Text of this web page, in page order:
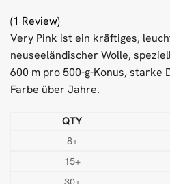
(1 Review)
Very Pink ist ein kräftiges,
neuseeländischer Wolle,
600 m pro 500-g-Konus, starke
Farbe über Jahre.
QTY
8+
15+